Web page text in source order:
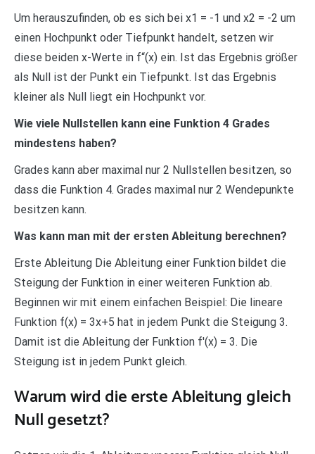
Um herauszufinden, ob es sich bei x1 = -1 und x2 = -2 um
einen Hochpunkt oder Tiefpunkt handelt, setzen wir
diese beiden x-Werte in f“(x) ein. Ist das Ergebnis größer
als Null ist der Punkt ein Tiefpunkt. Ist das Ergebnis
kleiner als Null liegt ein Hochpunkt vor.
Wie viele Nullstellen kann eine Funktion 4 Grades
mindestens haben?
Grades kann aber maximal nur 2 Nullstellen besitzen, so
dass die Funktion 4. Grades maximal nur 2 Wendepunkte
besitzen kann.
Was kann man mit der ersten Ableitung berechnen?
Erste Ableitung Die Ableitung einer Funktion bildet die
Steigung der Funktion in einer weiteren Funktion ab.
Beginnen wir mit einem einfachen Beispiel: Die lineare
Funktion f(x) = 3x+5 hat in jedem Punkt die Steigung 3.
Damit ist die Ableitung der Funktion f'(x) = 3. Die
Steigung ist in jedem Punkt gleich.
Warum wird die erste Ableitung gleich
Null gesetzt?